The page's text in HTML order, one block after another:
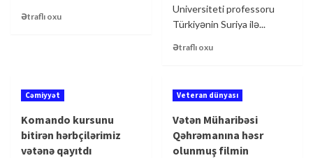
Ətraflı oxu
Universiteti professoru
Türkiyənin Suriya ilə...
Ətraflı oxu
Cəmiyyət
Komando kursunu
bitirən hərbçilərimiz
vətənə qayıtdı
Veteran dünyası
Vətən Müharibəsi
Qəhrəmanına həsr
olunmuş filmin